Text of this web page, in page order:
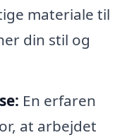
materiale til
din stil og
En erfaren
at arbejdet